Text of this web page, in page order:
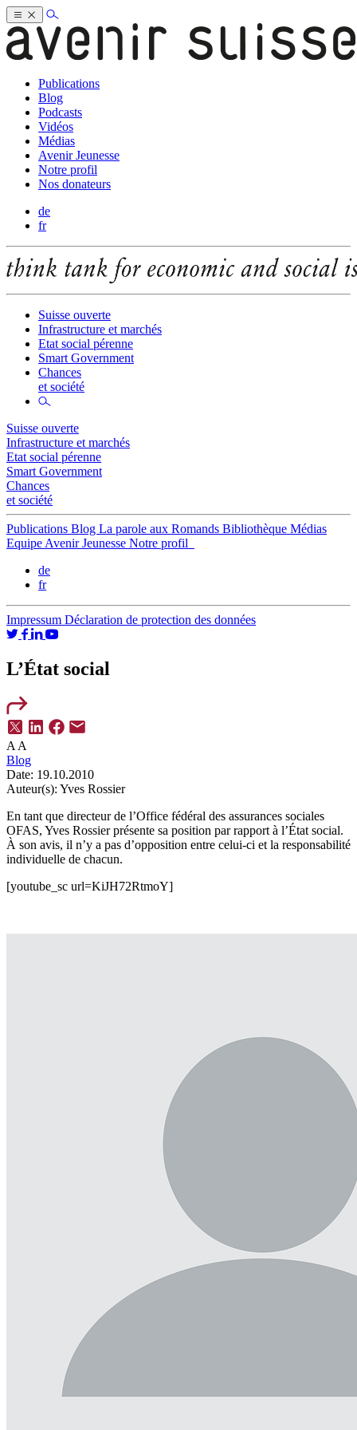
Publications
Blog
Podcasts
Vidéos
Médias
Avenir Jeunesse
Notre profil
Nos donateurs
de
fr
Suisse ouverte
Infrastructure et marchés
Etat social pérenne
Smart Government
Chances
et société
Suisse ouverte
Infrastructure et marchés
Etat social pérenne
Smart Government
Chances
et société
Publications Blog La parole aux Romands Bibliothèque Médias
Equipe Avenir Jeunesse Notre profil
de
fr
Impressum Déclaration de protection des données
L’État social
A A
Blog
Date: 19.10.2010
Auteur(s): Yves Rossier
En tant que directeur de l’Office fédéral des assurances sociales
OFAS, Yves Rossier présente sa position par rapport à l’État social.
À son avis, il n’y a pas d’opposition entre celui-ci et la responsabilité
individuelle de chacun.
[youtube_sc url=KiJH72RtmoY]